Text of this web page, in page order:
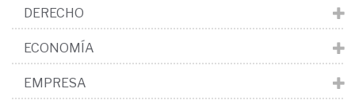
DERECHO
ECONOMÍA
EMPRESA